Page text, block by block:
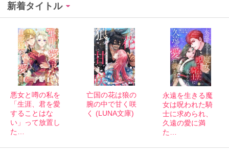
新着タイトル
悪女と噂の私を
「生涯、君を愛
することはな
い」って放置し
た…
亡国の花は狼の
腕の中で甘く咲
く (LUNA文庫)
永遠を生きる魔
女は呪われた騎
士に求められ、
久遠の愛に満
た…